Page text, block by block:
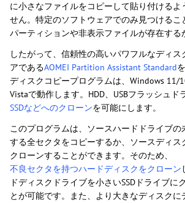
に小さなファイルをコピーして貼り付けるよ
せん。特定のソフトウェアでのみ見つけるこ
パーティションや非表示ファイルが存在する
したがって、信頼性の高いパワフルなディス
アであるAOMEI Partition Assistant Standard
ディスクコピープログラムは、Windows 11/
Vistaで動作します。HDD、USBフラッシュド
SSDなどへのクローンを可能にします。
このプログラムは、ソースハードドライブの
する全セクタをコピーするか、ソースディス
クローンすることができます。そのため、
不良セクタを持つハードディスクをクローン
ドディスクドライブを小さいSSDドライブに
とが可能です。また、より大きなディスクに